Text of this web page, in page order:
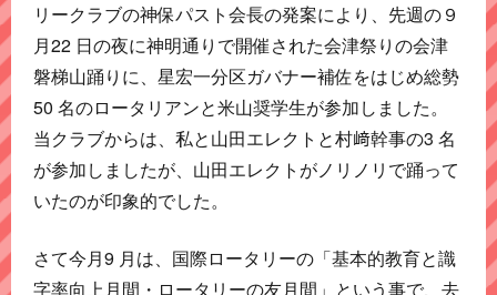
リークラブの神保パスト会長の発案により、先週の９
月22 日の夜に神明通りで開催された会津祭りの会津
磐梯山踊りに、星宏一分区ガバナー補佐をはじめ総勢
50 名のロータリアンと米山奨学生が参加しました。
当クラブからは、私と山田エレクトと村﨑幹事の3 名
が参加しましたが、山田エレクトがノリノリで踊って
いたのが印象的でした。
さて今月9 月は、国際ロータリーの「基本的教育と識
字率向上月間・ロータリーの友月間」という事で、去